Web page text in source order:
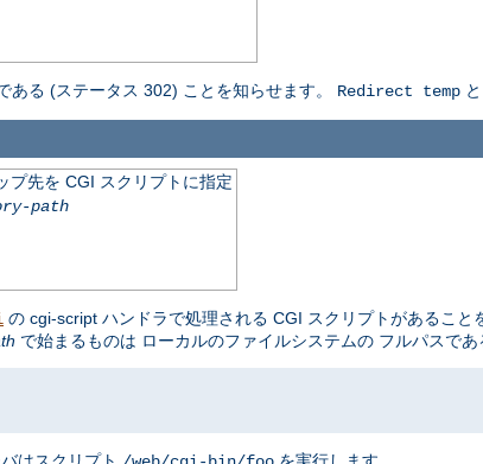
ある (ステータス 302) ことを知らせます。 Redirect temp
プ先を CGI スクリプトに指定
path
の cgi-script ハンドラで処理される CGI スクリプトがあること
で始まるものは ローカルのファイルシステムの フルパスであ
はスクリプト を実行します。